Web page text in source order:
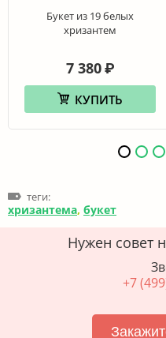
Букет из 19 белых
хризантем
7 380 ₽
КУПИТЬ
теги:
хризантема, букет
Нужен совет
+7